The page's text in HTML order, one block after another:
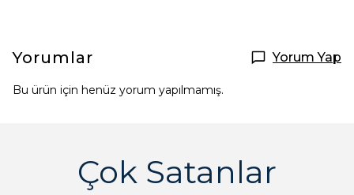
Yorumlar Yorum Yap
Bu ürün için henüz yorum yapılmamış.
Çok Satanlar